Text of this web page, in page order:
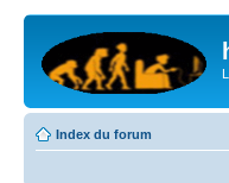
Index du forum